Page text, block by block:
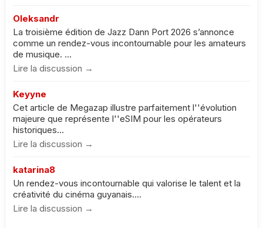
Oleksandr
La troisième édition de Jazz Dann Port 2026 s’annonce
comme un rendez-vous incontournable pour les amateurs
de musique. ...
Lire la discussion →
Keyyne
Cet article de Megazap illustre parfaitement l''évolution
majeure que représente l''eSIM pour les opérateurs
historiques...
Lire la discussion →
katarina8
Un rendez-vous incontournable qui valorise le talent et la
créativité du cinéma guyanais....
Lire la discussion →